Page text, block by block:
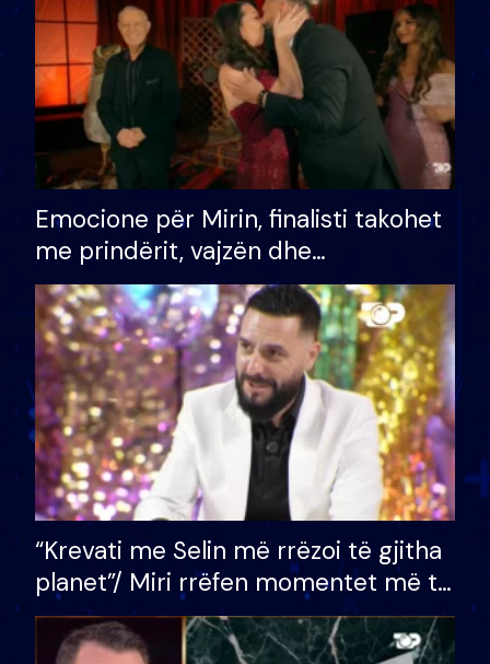
Emocione për Mirin, finalisti takohet
me prindërit, vajzën dhe
bashkëshorten: S’kemi ndonjë letër
divorci apo jo?
“Krevati me Selin më rrëzoi të gjitha
planet”/ Miri rrëfen momentet më të
bukura në shtëpinë e BB VIP: Do më
mungojë zilja e mëngjesit kur…